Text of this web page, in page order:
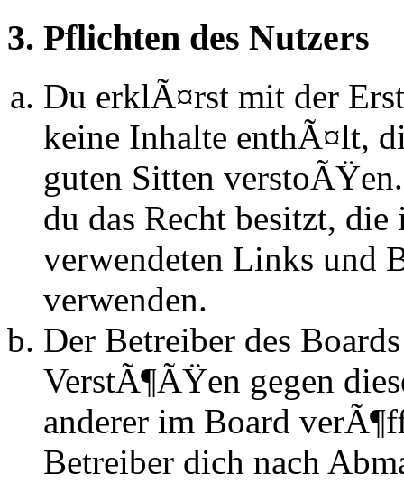
3. Pflichten des Nutzers
Du erklÃ¤rst mit der
keine Inhalte enthÃ¤lt,
guten Sitten
du das Recht besitzt,
verwendeten Links und
verwenden.
Der Betreiber des
VerstÃ¶ÃŸen gegen
anderer im Board
Betreiber dich nach